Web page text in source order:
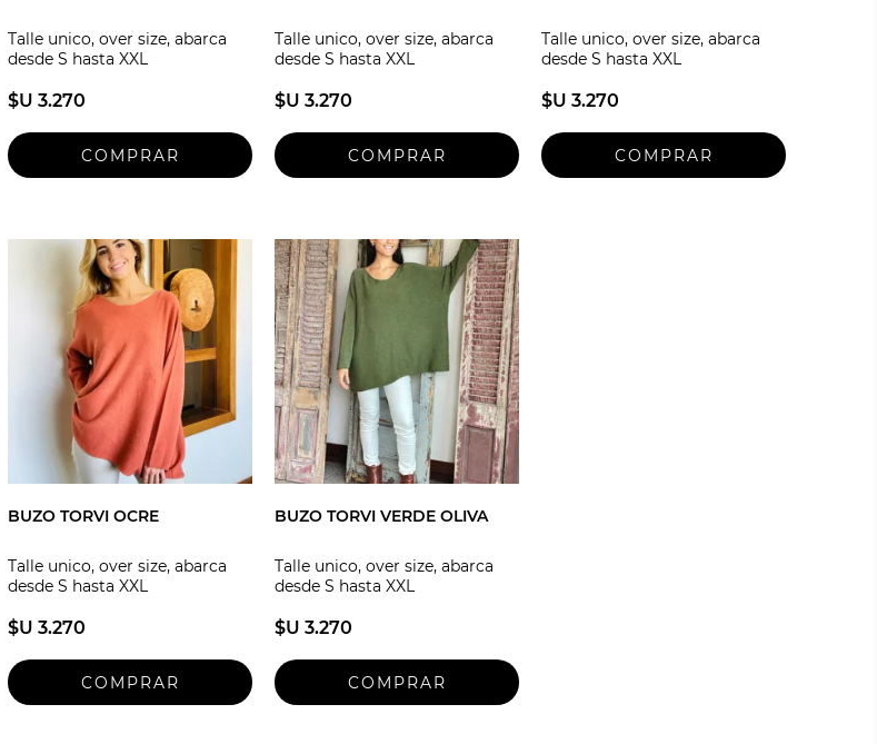
Talle unico, over size, abarca
desde S hasta XXL
$U 3.270
Talle unico, over size, abarca
desde S hasta XXL
$U 3.270
Talle unico, over size, abarca
desde S hasta XXL
$U 3.270
BUZO TORVI OCRE
Talle unico, over size, abarca
desde S hasta XXL
$U 3.270
BUZO TORVI VERDE OLIVA
Talle unico, over size, abarca
desde S hasta XXL
$U 3.270